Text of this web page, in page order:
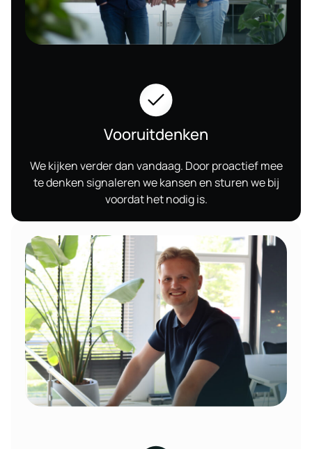
Vooruitdenken
We kijken verder dan vandaag. Door proactief mee
te denken signaleren we kansen en sturen we bij
voordat het nodig is.